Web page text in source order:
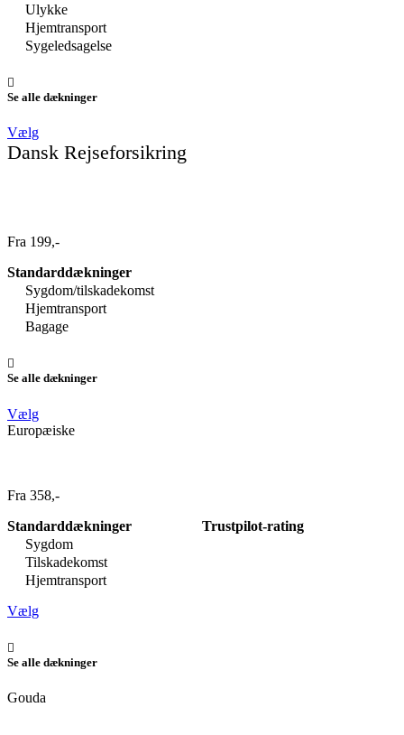
Ulykke
Hjemtransport
Sygeledsagelse
Se alle dækninger
Vælg
Dansk Rejseforsikring
Fra 199,-
Standarddækninger
Sygdom/tilskadekomst
Hjemtransport
Bagage
Se alle dækninger
Vælg
Europæiske
Fra 358,-
Standarddækninger
Sygdom
Tilskadekomst
Hjemtransport
Trustpilot-rating
Vælg
Se alle dækninger
Gouda